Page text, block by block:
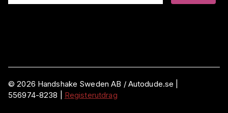
©2026 Handshake Sweden AB / Autodude.se |
556974-8238
Registerutdrag